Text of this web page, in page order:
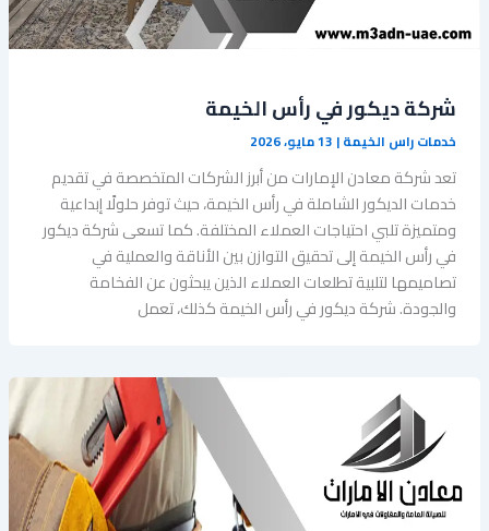
شركة ديكور في رأس الخيمة
خدمات راس الخيمة| 13 مايو، 2026
تعد شركة معادن الإمارات من أبرز الشركات المتخصصة في تقديم
خدمات الديكور الشاملة في رأس الخيمة، حيث توفر حلولًا إبداعية
ومتميزة تلبي احتياجات العملاء المختلفة. كما تسعى شركة ديكور
في رأس الخيمة إلى تحقيق التوازن بين الأناقة والعملية في
تصاميمها لتلبية تطلعات العملاء الذين يبحثون عن الفخامة
والجودة. شركة ديكور في رأس الخيمة كذلك، تعمل